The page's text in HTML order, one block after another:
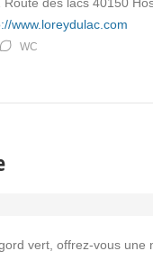
www.loreydulac.com
WC
vert, offrez-vous